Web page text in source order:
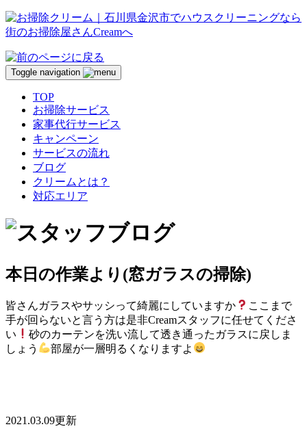
Toggle navigation
TOP
お掃除サービス
家事代行サービス
キャンペーン
サービスの流れ
ブログ
クリームとは？
対応エリア
本日の作業より(窓ガラスの掃除)
皆さんガラスやサッシって綺麗にしていますか
ここまで
手が回らないと言う方は是非Creamスタッフに任せてくださ
い
砂のカーテンを洗い流して透き通ったガラスに戻しま
しょう
部屋が一層明るくなりますよ
2021.03.09更新